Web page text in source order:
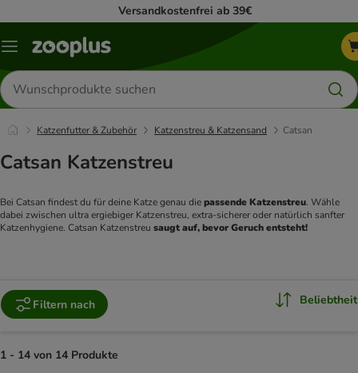
Versandkostenfrei ab 39€
Menü
Produkte
suchen
Katzenfutter & Zubehör Katzenstreu & Katzensand Catsan
Catsan Katzenstreu
Bei Catsan findest du für deine Katze genau die passende Katzenstreu. Wähle
dabei zwischen ultra ergiebiger Katzenstreu, extra-sicherer oder natürlich sanfter
Katzenhygiene. Catsan Katzenstreu saugt auf, bevor Geruch entsteht!
Filtern nach Beliebtheit
1 - 14 von 14 Produkte